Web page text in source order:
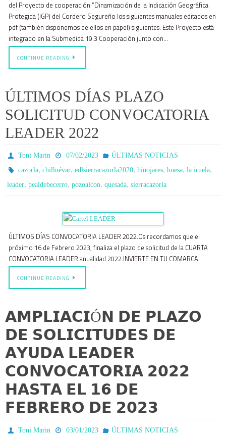
del Proyecto de cooperación “Dinamización de la Indicación Geográfica
Protegida (IGP) del Cordero Segureño los siguientes manuales editados en
pdf (también disponemos de ellos en papel) siguientes: Este Proyecto está
integrado en la Submedida 19.3 Cooperación junto con…
CONTINUE READING
ÚLTIMOS DÍAS PLAZO
SOLICITUD CONVOCATORIA
LEADER 2022
Toni Marin 07/02/2023
ÚLTIMAS NOTICIAS
cazorla,chilluévar,edlsierracazorla2020,hinojares,huesa,la iruela,
leader, pealdebecerro, pozoalcon, quesada, sierracazorla
ÚLTIMOS DÍAS CONVOCATORIA LEADER 2022.Os recordamos que el
próximo 16 de Febrero 2023, finaliza el plazo de solicitud de la CUARTA
CONVOCATORIA LEADER anualidad 2022.INVIERTE EN TU COMARCA
CONTINUE READING
𝗔𝗠𝗣𝗟𝗜𝗔𝗖𝗜Ó𝗡 𝗗𝗘 𝗣𝗟𝗔𝗭𝗢
𝗗𝗘 𝗦𝗢𝗟𝗜𝗖𝗜𝗧𝗨𝗗𝗘𝗦 𝗗𝗘
𝗔𝗬𝗨𝗗𝗔 𝗟𝗘𝗔𝗗𝗘𝗥
𝗖𝗢𝗡𝗩𝗢𝗖𝗔𝗧𝗢𝗥𝗜𝗔 𝟮𝟬𝟮𝟮
𝗛𝗔𝗦𝗧𝗔 𝗘𝗟 𝟭𝟲 𝗗𝗘
𝗙𝗘𝗕𝗥𝗘𝗥𝗢 𝗗𝗘 𝟮𝟬𝟮𝟯
Toni Marin 03/01/2023 ÚLTIMAS NOTICIAS